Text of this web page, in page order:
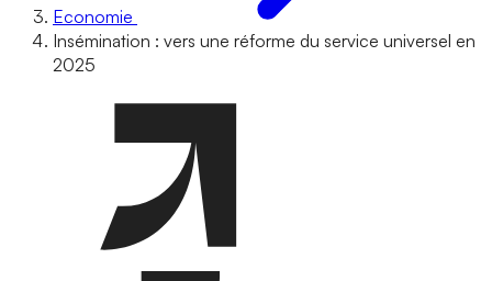
Economie
Insémination : vers une réforme du service universel en
2025